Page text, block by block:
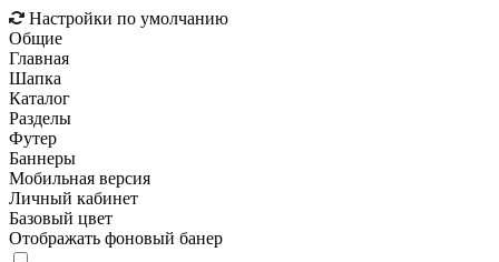
Настройки по умолчанию
Общие
Главная
Шапка
Каталог
Разделы
Футер
Баннеры
Мобильная версия
Личный кабинет
Базовый цвет
Отображать фоновый банер